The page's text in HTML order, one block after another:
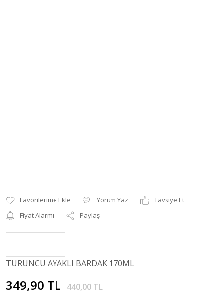
Yorum Yaz
Tavsiye Et
Fiyat Alarmı
Paylaş
TURUNCU AYAKLI BARDAK 170ML
349,90 TL 440,00 TL